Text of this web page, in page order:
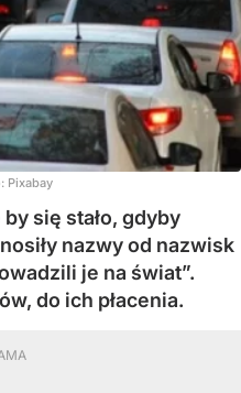
Pixabay
się stało, gdyby
nazwy od nazwisk
je na świat”.
do ich płacenia.